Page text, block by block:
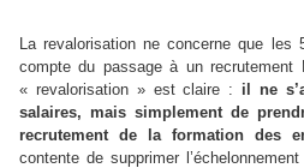
La revalorisation ne concerne que les
compte du passage à un
« revalorisation » est claire : il ne
salaires, mais simplement de
recrutement de la formation des
contente de supprimer